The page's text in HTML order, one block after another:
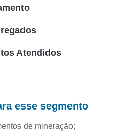
Atendidos
esse segmento
de mineração;